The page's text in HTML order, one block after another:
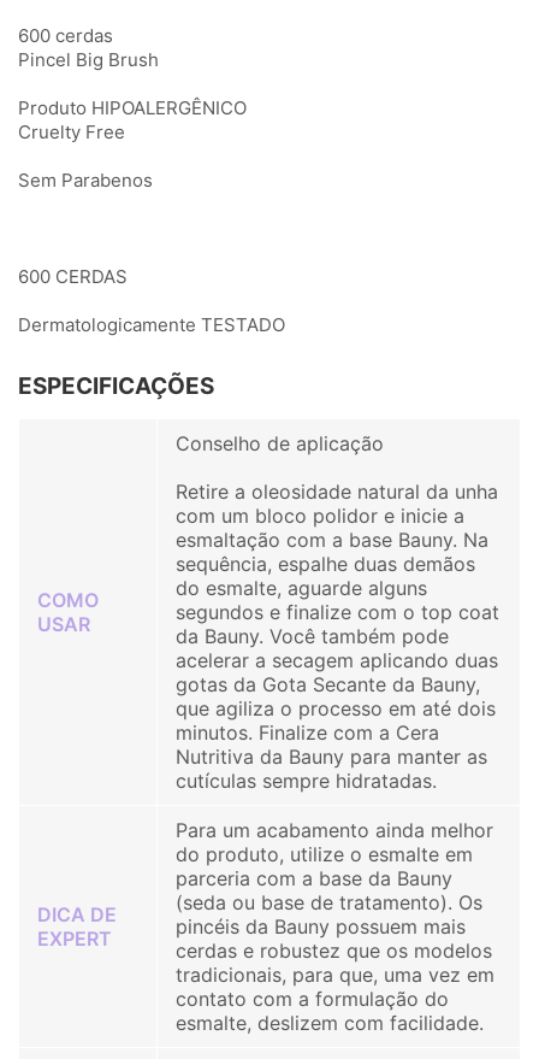
600 cerdas
Pincel Big Brush
Produto HIPOALERGÊNICO
Cruelty Free
Sem Parabenos
600 CERDAS
Dermatologicamente TESTADO
ESPECIFICAÇÕES
COMO
USAR
Conselho de aplicação
Retire a oleosidade natural da unha
com um bloco polidor e inicie a
esmaltação com a base Bauny. Na
sequência, espalhe duas demãos
do esmalte, aguarde alguns
segundos e finalize com o top coat
da Bauny. Você também pode
acelerar a secagem aplicando duas
gotas da Gota Secante da Bauny,
que agiliza o processo em até dois
minutos. Finalize com a Cera
Nutritiva da Bauny para manter as
cutículas sempre hidratadas.
DICA DE
EXPERT
Para um acabamento ainda melhor
do produto, utilize o esmalte em
parceria com a base da Bauny
(seda ou base de tratamento). Os
pincéis da Bauny possuem mais
cerdas e robustez que os modelos
tradicionais, para que, uma vez em
contato com a formulação do
esmalte, deslizem com facilidade.